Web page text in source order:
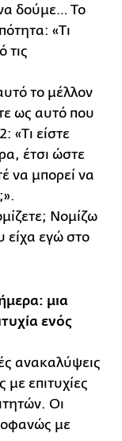
δούμε… Το
«Τι
τις
το μέλλον
ως αυτό που
«Τι είστε
έτσι ώστε
να μπορεί να
Νομίζω
είχα εγώ στο
μια
ενός
ανακαλύψεις
επιτυχίες
Οι
με